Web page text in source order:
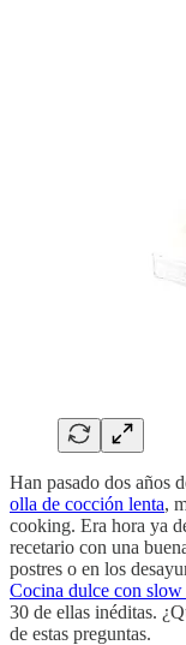
Han pasado dos años
olla de cocción lenta,
cooking. Era hora ya
recetario con una
postres o en los
Cocina dulce con slow
30 de ellas inéditas.
de estas preguntas.